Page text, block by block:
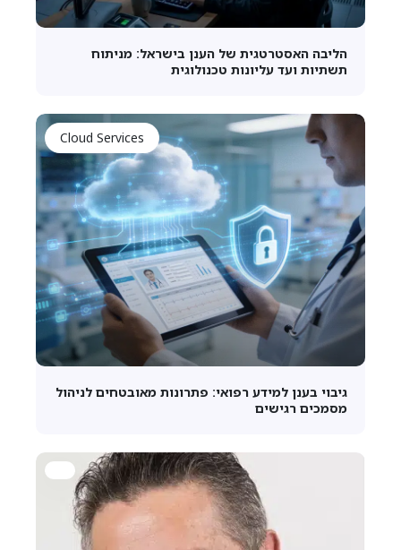
הליבה האסטרטגית של הענן בישראל: מניתוח
תשתיות ועד עליונות טכנולוגית
Cloud Services
גיבוי בענן למידע רפואי: פתרונות מאובטחים לניהול
מסמכים רגישים